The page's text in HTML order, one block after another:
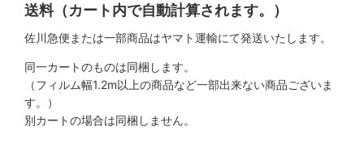
送料（カート内で自動計算されます。）
佐川急便または一部商品はヤマト運輸にて発送いたします。
同一カートのものは同梱します。
（フィルム幅1.2m以上の商品など一部出来ない商品ございま
す。）
別カートの場合は同梱しません。